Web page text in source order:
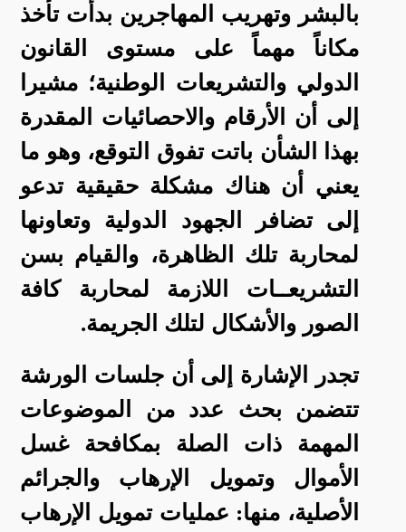
بالبشر وتهريب المهاجرين بدأت تأخذ
مكاناً مهماً على مستوى القانون
الدولي والتشريعات الوطنية؛ مشيرا
إلى أن الأرقام والاحصائيات المقدرة
بهذا الشأن باتت تفوق التوقع، وهو ما
يعني أن هناك مشكلة حقيقية تدعو
إلى تضافر الجهود الدولية وتعاونها
لمحاربة تلك الظاهرة، والقيام بسن
التشريعــات اللازمة لمحاربة كافة
الصور والأشكال لتلك الجريمة.
تجدر الإشارة إلى أن جلسات الورشة
تتضمن بحث عدد من الموضوعات
المهمة ذات الصلة بمكافحة غسل
الأموال وتمويل الإرهاب والجرائم
الأصلية، منها: عمليات تمويل الإرهاب